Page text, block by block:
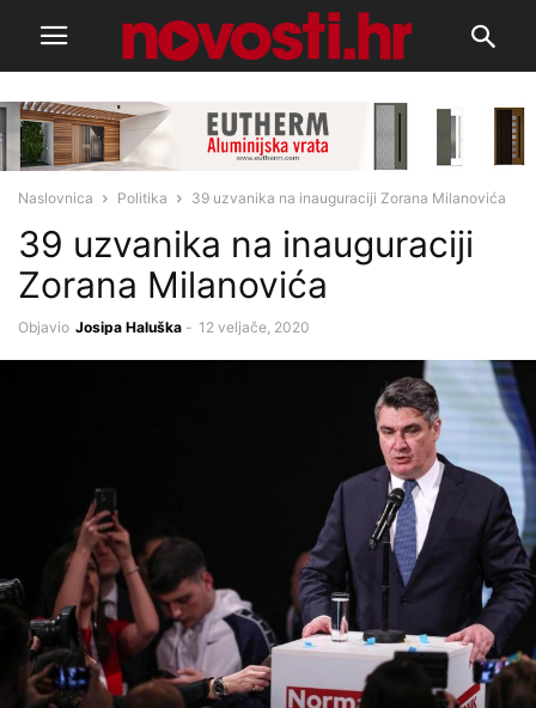
Naslovnica Politika 39 uzvanika na inauguraciji Zorana Milanovića
39 uzvanika na inauguraciji
Zorana Milanovića
Objavio Josipa Haluška - 12 veljače, 2020